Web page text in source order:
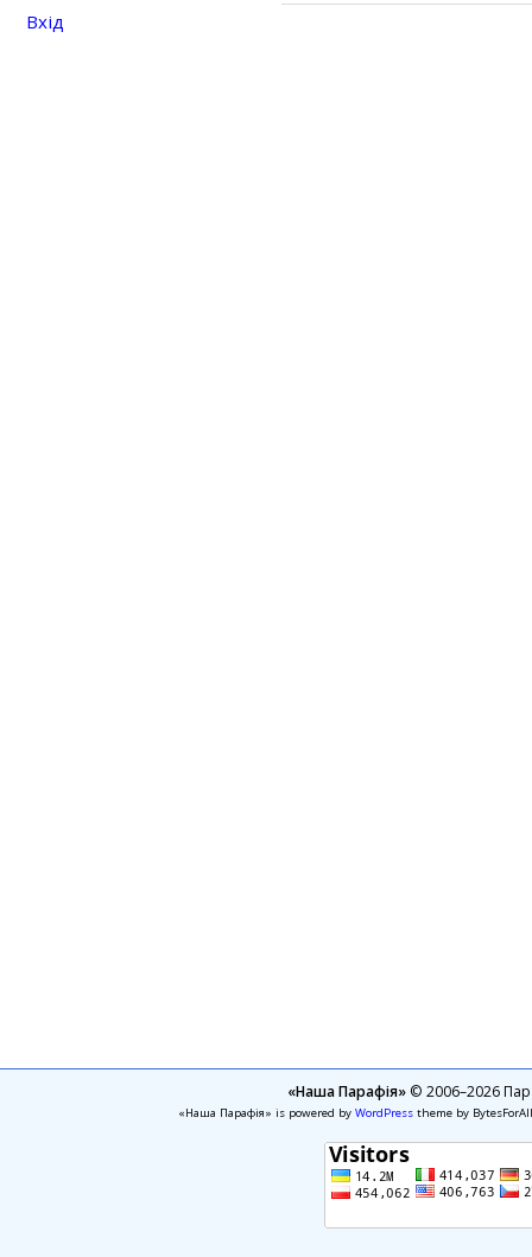
Вхід
«Наша Парафія»© 2006–2026
«Наша Парафія» is powered by WordPresstheme by